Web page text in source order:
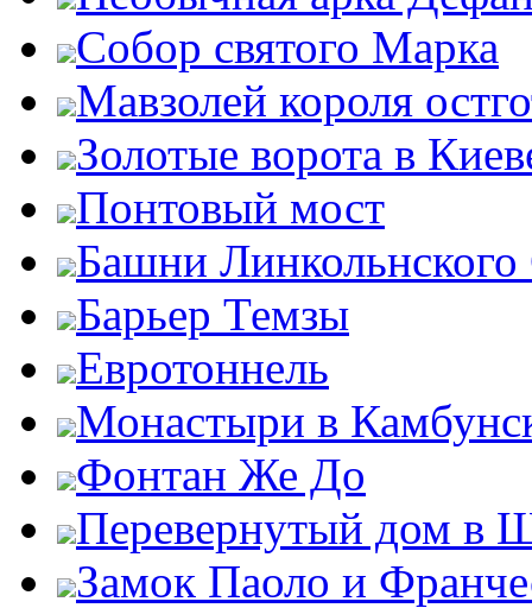
Собор святого Марка
Мавзолей короля
Золотые ворота в
Понтовый мост
Башни
Барьер Темзы
Евротоннель
Монастыри в
Фонтан Же До
Перевернутый дом в
Замок Паоло и